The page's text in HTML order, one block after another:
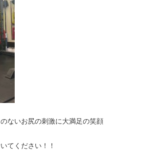
ないお尻の刺激に大満足の笑顔
てください！！